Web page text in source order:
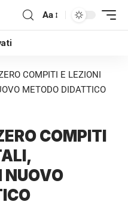
Aa
COMPITI E LEZIONI
METODO DIDATTICO
COMPITI
NUOVO